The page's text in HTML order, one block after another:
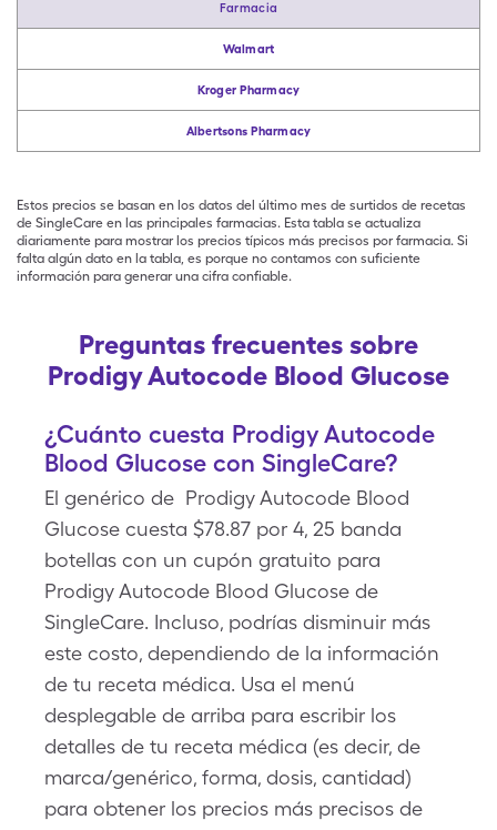
Farmacia
Walmart
Kroger Pharmacy
Albertsons Pharmacy
Estos precios se basan en los datos del último mes de surtidos de recetas
de SingleCare en las principales farmacias. Esta tabla se actualiza
diariamente para mostrar los precios típicos más precisos por farmacia. Si
falta algún dato en la tabla, es porque no contamos con suficiente
información para generar una cifra confiable.
Preguntas frecuentes sobre
Prodigy Autocode Blood Glucose
¿Cuánto cuesta Prodigy Autocode
Blood Glucose con SingleCare?
El genérico de Prodigy Autocode Blood
Glucose cuesta $78.87 por 4, 25 banda
botellas con un cupón gratuito para
Prodigy Autocode Blood Glucose de
SingleCare. Incluso, podrías disminuir más
este costo, dependiendo de la información
de tu receta médica. Usa el menú
desplegable de arriba para escribir los
detalles de tu receta médica (es decir, de
marca/genérico, forma, dosis, cantidad)
para obtener los precios más precisos de